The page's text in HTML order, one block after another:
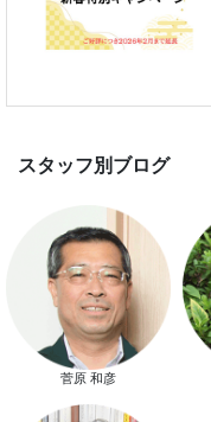
菅原 和彦